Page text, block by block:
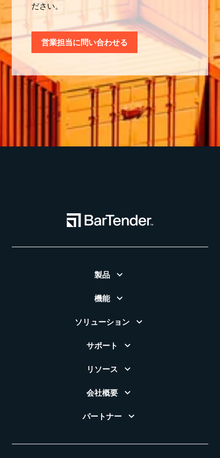
ださい。
営業担当に問い合わせる
製品
機能
ソリューション
サポート
リソース
会社概要
パートナー